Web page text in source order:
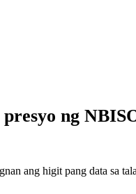
ng
ang higit pang data sa